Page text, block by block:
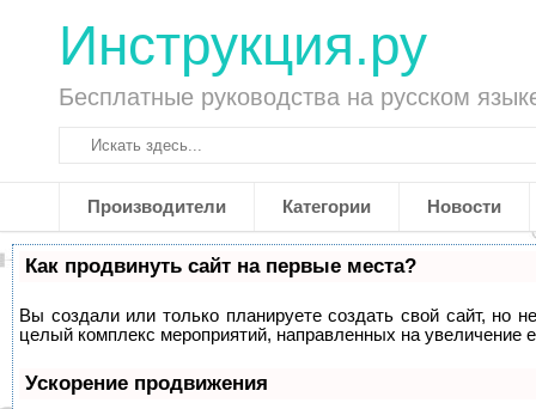
Инструкция.ру
Бесплатные руководства на русском
Производители Категории Новости
Как продвинуть сайт на первые места?
Вы создали или только планируете создать свой сайт, но
целый комплекс мероприятий, направленных на увеличение
Ускорение продвижения